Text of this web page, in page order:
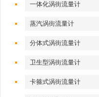
一体化涡街流量计
蒸汽涡街流量计
分体式涡街流量计
卫生型涡街流量计
卡箍式涡街流量计